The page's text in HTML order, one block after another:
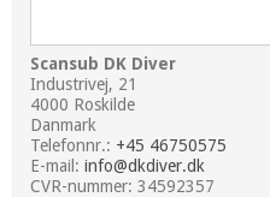
Scansub DK Diver
Industrivej, 21
4000 Roskilde
Danmark
Telefonnr.: +45 46750575
E-mail: info@dkdiver.dk
CVR-nummer: 34592357